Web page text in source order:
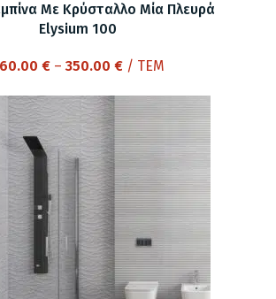
Με Κρύσταλλο Μία Πλευρά
Elysium 100
€ – 350.00 €Price
260.00 €
through
350.00 €
/ ΤΕΜ